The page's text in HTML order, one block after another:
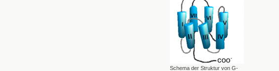
Schema der Struktur von G-